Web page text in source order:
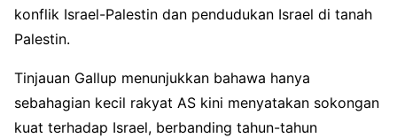
konflik Israel-Palestin dan pendudukan Israel di tanah
Palestin.
Tinjauan Gallup menunjukkan bahawa hanya
sebahagian kecil rakyat AS kini menyatakan sokongan
kuat terhadap Israel, berbanding tahun-tahun